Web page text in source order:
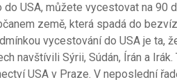
do USA, můžete vycestovat na 90
země, která spadá do
vycestování do USA je ta,
navštívili Sýrii, Súdán, Írán a
USA v Praze. V neposlední